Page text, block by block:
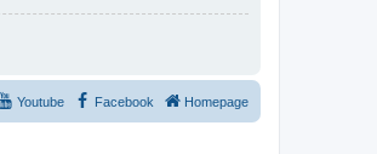
Homepage
Facebook
Youtube